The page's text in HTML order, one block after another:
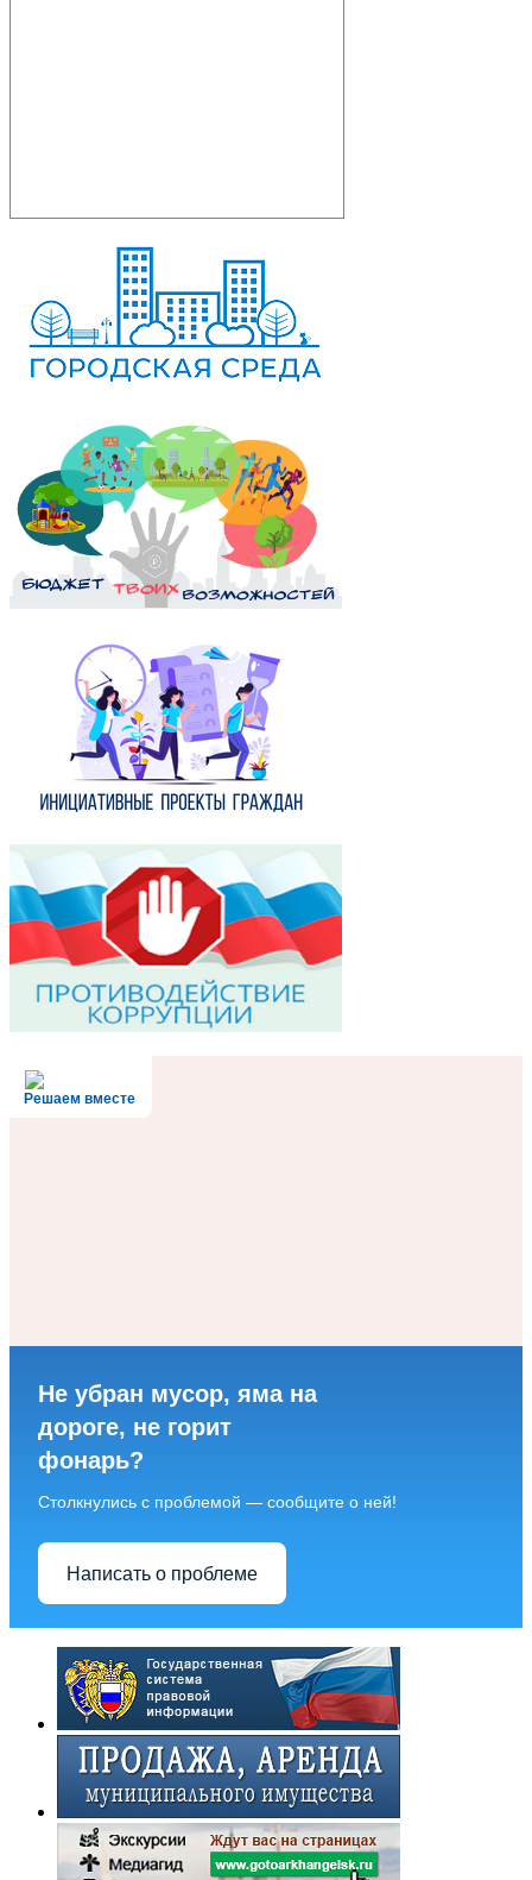
Решаем вместе
Не убран мусор, яма на
дороге, не горит
фонарь?
Столкнулись с проблемой — сообщите о ней!
Написать о проблеме